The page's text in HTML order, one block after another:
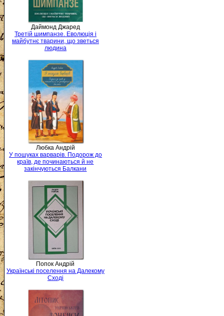
Даймонд Джаред
Третій шимпанзе. Еволюція і
майбутнє тварини, що зветься
людина
Любка Андрій
У пошуках варварів. Подорож до
країв, де починаються й не
закінчуються Балкани
Попок Андрій
Українські поселення на Далекому
Сході